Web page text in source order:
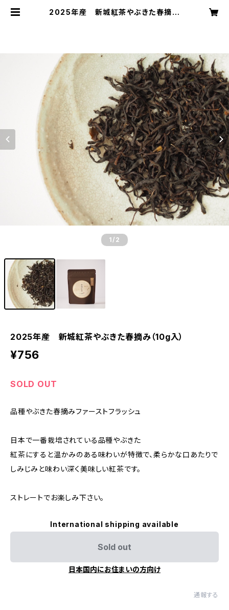
2025年産 新城紅茶やぶきた春摘み
1 /2
2025年産 新城紅茶やぶきた春摘み（10g入）
¥756
SOLD OUT
品種やぶきた春摘みファーストフラッシュ
日本で一番栽培されている品種やぶきた
紅茶にすると温かみのある味わいが特徴で、柔らかな口あたりで
しみじみと味わい深く美味しい紅茶です。
ストレートでお楽しみ下さい。
International shipping available
Sold out
日本国内にお住まいの方向け
通報する